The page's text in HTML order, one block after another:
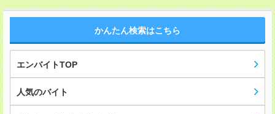
かんたん検索はこちら
エンバイトTOP
人気のバイト